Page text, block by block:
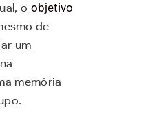
o objetivo
de
um
memória